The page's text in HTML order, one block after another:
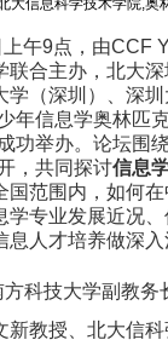
午9点，由CCF
联合主办，北大
学（深圳）、深
年信息学奥林匹
功举办。论坛围
，共同探讨信息
国范围内，如何
学专业发展近况
人才培养做深入
科技大学副教务
新教授、北大信